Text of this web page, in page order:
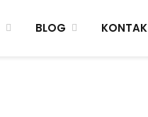
BLOG KONTAK